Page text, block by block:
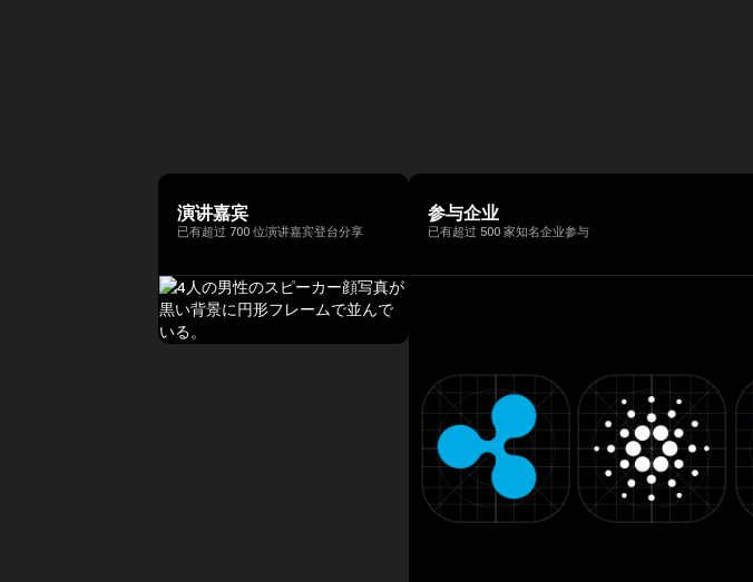
好的记录。 Terence Ng 拥有新加
坡南洋理工大学的商业研究学士学
位。他目前居住在新加坡，是区块
链和人工智能技术的狂热粉丝。
块链协会（JBA）的代表董事、一
般注册协会日本元界顾问、
ISO/TC307全国审议委员会代表
委员会成员和国防部意见领袖。
七国集团就业创新部长级会议、
2019年G20/V20虚拟资产服务提
供商峰会以及由内阁秘书处主办的
公私数据利用促进基本计划执行委
员会等，并雄心勃勃地致力于
同时与产品、安全、工程和营销等
各个部门密切合作。Nick 专注于
“将代码转化为现实世界的价值”，
正在将自托管钱包发展为下一代金
塑造其未来。
演讲嘉宾
已有超过 700 位演讲嘉宾登台分享
参与企业
已有超过 500 家知名企业参与